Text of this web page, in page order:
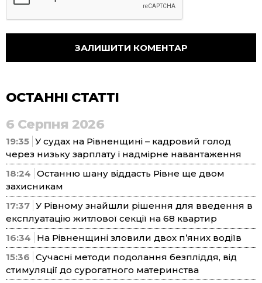
ОСТАННІ СТАТТІ
6 Серпня 2026
19:35 У судах на Рівненщині – кадровий голод
через низьку зарплату і надмірне навантаження
18:24 Останню шану віддасть Рівне ще двом
захисникам
17:37 У Рівному знайшли рішення для введення в
експлуатацію житлової секції на 68 квартир
16:34
На Рівненщині зловили двох п’яних водіїв
15:36 Сучасні методи подолання безпліддя, від
стимуляції до сурогатного материнства